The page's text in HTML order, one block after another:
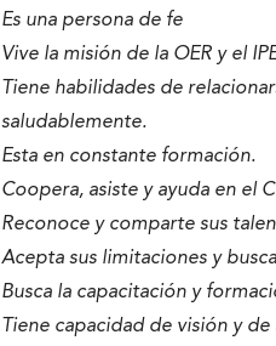
Es una persona de fe
Vive la misión de la OER y el
Tiene habilidades de
saludablemente.
Esta en constante formación.
Coopera, asiste y ayuda en el
Reconoce y comparte sus
Acepta sus limitaciones y
Busca la capacitación y
Tiene capacidad de visión y